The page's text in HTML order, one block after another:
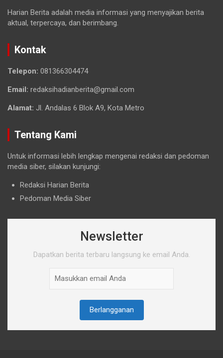
Harian Berita adalah media informasi yang menyajikan berita
aktual, terpercaya, dan berimbang.
Kontak
Telepon: 081366304474
Email: redaksihadianberita@gmail.com
Alamat: Jl. Andalas 6 Blok A9, Kota Metro
Tentang Kami
Untuk informasi lebih lengkap mengenai redaksi dan pedoman
media siber, silakan kunjungi:
Redaksi Harian Berita
Pedoman Media Siber
Newsletter
Dapatkan berita terbaru langsung ke email Anda.
Berlangganan